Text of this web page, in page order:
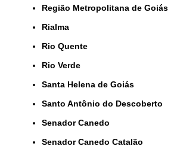
Região Metropolitana de Goiás
Rialma
Rio Quente
Rio Verde
Santa Helena de Goiás
Santo Antônio do Descoberto
Senador Canedo
Senador Canedo Catalão